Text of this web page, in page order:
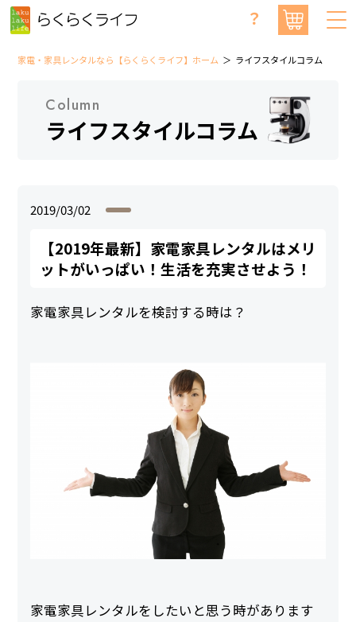
？
家電・家具レンタルなら【らくらくライフ】ホーム ライフスタイルコラム
Column
ライフスタイルコラム
2019/03/02
【2019年最新】家電家具レンタルはメリ
ットがいっぱい！生活を充実させよう！
家電家具レンタルを検討する時は？
家電家具レンタルをしたいと思う時があります